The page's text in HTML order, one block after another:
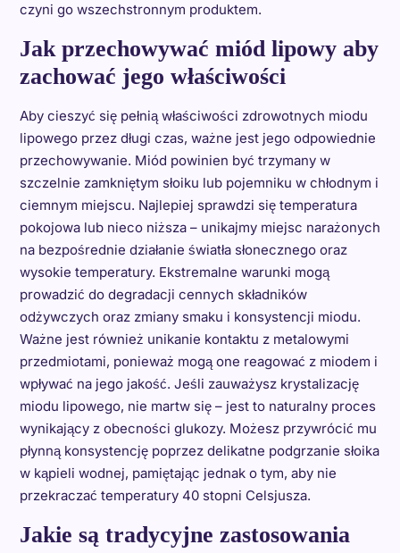
czyni go wszechstronnym produktem.
Jak przechowywać miód lipowy aby
zachować jego właściwości
Aby cieszyć się pełnią właściwości zdrowotnych miodu
lipowego przez długi czas, ważne jest jego odpowiednie
przechowywanie. Miód powinien być trzymany w
szczelnie zamkniętym słoiku lub pojemniku w chłodnym i
ciemnym miejscu. Najlepiej sprawdzi się temperatura
pokojowa lub nieco niższa – unikajmy miejsc narażonych
na bezpośrednie działanie światła słonecznego oraz
wysokie temperatury. Ekstremalne warunki mogą
prowadzić do degradacji cennych składników
odżywczych oraz zmiany smaku i konsystencji miodu.
Ważne jest również unikanie kontaktu z metalowymi
przedmiotami, ponieważ mogą one reagować z miodem i
wpływać na jego jakość. Jeśli zauważysz krystalizację
miodu lipowego, nie martw się – jest to naturalny proces
wynikający z obecności glukozy. Możesz przywrócić mu
płynną konsystencję poprzez delikatne podgrzanie słoika
w kąpieli wodnej, pamiętając jednak o tym, aby nie
przekraczać temperatury 40 stopni Celsjusza.
Jakie są tradycyjne zastosowania